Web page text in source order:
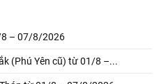
8 – 07/8/2026
(Phú Yên cũ) từ 01/8 –...